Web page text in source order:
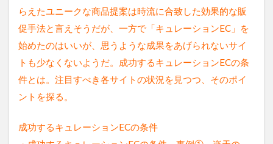
らえたユニークな商品提案は時流に合致した効果的な販
促手法と言えそうだが、一方で「キュレーションEC」を
始めたのはいいが、思うような成果をあげられないサイ
トも少なくないようだ。成功するキュレーションECの条
件とは。注目すべき各サイトの状況を見つつ、そのポイ
ントを探る。
成功するキュレーションECの条件